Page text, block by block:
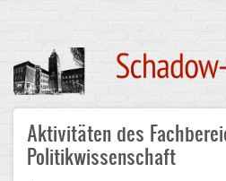
content
Main
navigation
STARTSEITE
UNSERE SCHULE
Aktivitäten des
Politikwissenschaft